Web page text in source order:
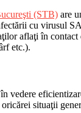
(STB) are
cu virusul
aflaţi în
etc.).
vedere
oricărei situaţii